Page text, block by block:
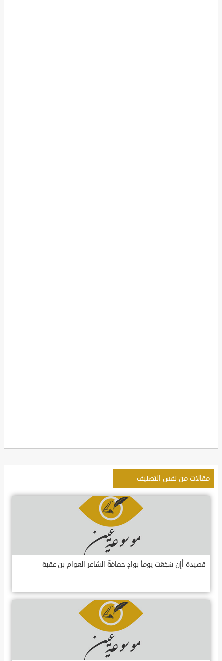
مقالات من نفس التصنيف
قصيدة أإن سَجَعَت يوماً بوادٍ حمامَةٌ الشاعر العوام بن عقبة